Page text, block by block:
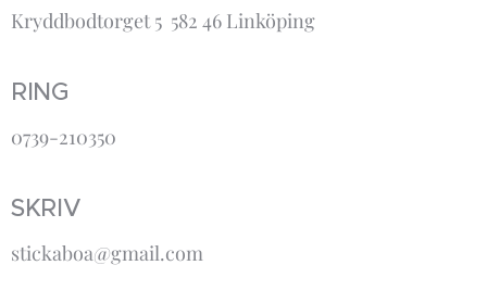
Kryddbodtorget 5 582 46 Linköping
RING
0739-210350
SKRIV
stickaboa@gmail.com